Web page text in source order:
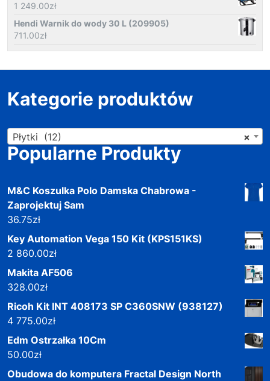
1 249.00zł
Hendi Warnik do wody 30 L (209905)
711.00zł
Kategorie produktów
×
Płytki (12)
Popularne Produkty
M&C Koszulka Polo Damska Chabrowa -
Zaprojektuj Sam
36.75zł
Key Automation Vega 150 Kit (KPS151KS)
2 860.00zł
Makita AF506
328.00zł
Ricoh Kit INT 408173 SP C360SNW (938127)
4 775.00zł
Edm Ostrzałka 10Cm
50.00zł
Obudowa do komputera Fractal Design North